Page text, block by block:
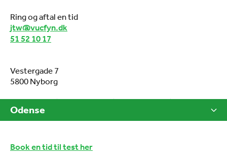
Ring og aftal en tid
jtw@vucfyn.dk
51 52 10 17
Vestergade 7
5800 Nyborg
Odense
Book en tid til test her